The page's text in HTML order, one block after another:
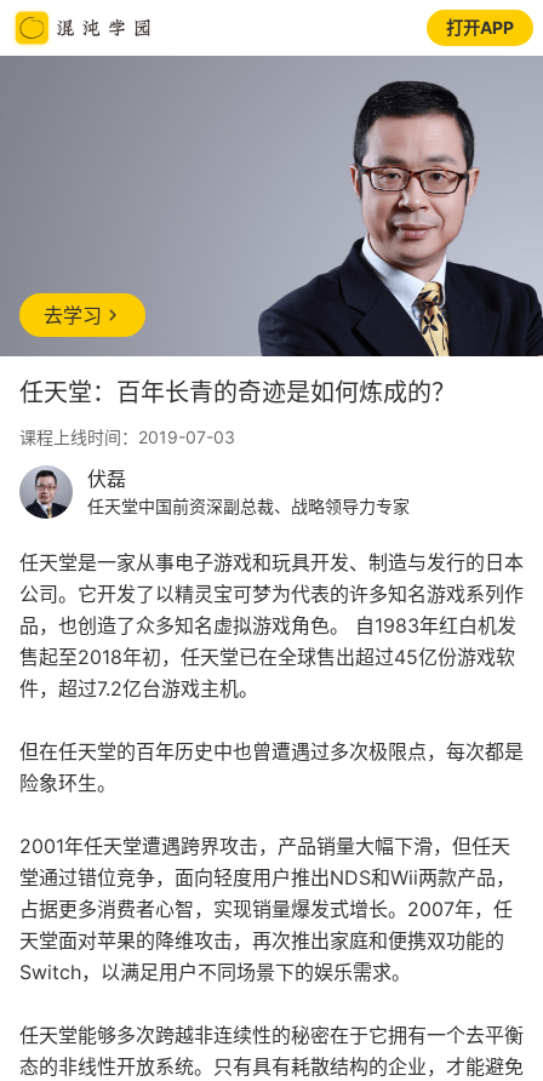
打开APP
去学习
任天堂：百年长青的奇迹是如何炼成的？
课程上线时间：2019-07-03
伏磊
任天堂中国前资深副总裁、战略领导力专家
任天堂是一家从事电子游戏和玩具开发、制造与发行的日本
公司。它开发了以精灵宝可梦为代表的许多知名游戏系列作
品，也创造了众多知名虚拟游戏角色。 自1983年红白机发
售起至2018年初，任天堂已在全球售出超过45亿份游戏软
件，超过7.2亿台游戏主机。
但在任天堂的百年历史中也曾遭遇过多次极限点，每次都是
险象环生。
2001年任天堂遭遇跨界攻击，产品销量大幅下滑，但任天
堂通过错位竞争，面向轻度用户推出NDS和Wii两款产品，
占据更多消费者心智，实现销量爆发式增长。2007年，任
天堂面对苹果的降维攻击，再次推出家庭和便携双功能的
Switch，以满足用户不同场景下的娱乐需求。
任天堂能够多次跨越非连续性的秘密在于它拥有一个去平衡
态的非线性开放系统。只有具有耗散结构的企业，才能避免